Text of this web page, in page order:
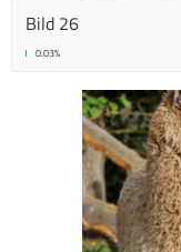
Bild 26
0.03%